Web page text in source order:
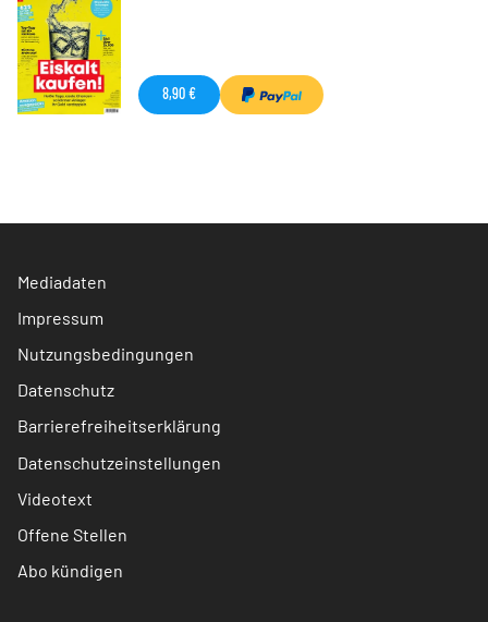
8,90 €
Mediadaten
Impressum
Nutzungsbedingungen
Datenschutz
Barrierefreiheitserklärung
Datenschutzeinstellungen
Videotext
Offene Stellen
Abo kündigen